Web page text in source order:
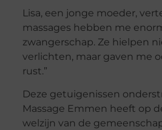
Lisa, een jonge moeder,
massages hebben me
zwangerschap. Ze hielpen
verlichten, maar gaven me
rust.”
Deze getuigenissen
Massage Emmen heeft op
welzijn van de